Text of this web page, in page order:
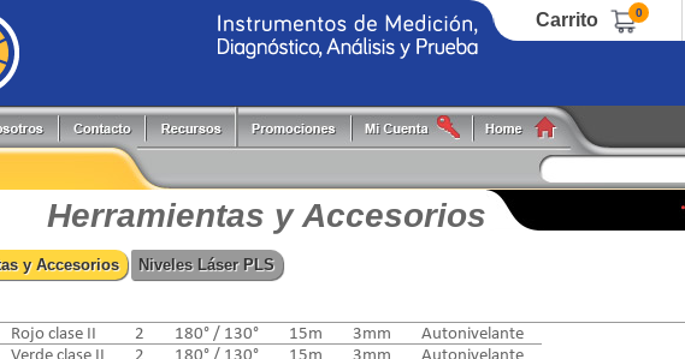
Carrito 0
Generadores de Funciones
Hi-Pots
Medidores
Pinzas de Medición
Registradores
Software
Fluke Process
FlukeCal
Global Specialties
Pruftechnik
RIGOL
Tektronix
Herramientas y Accesorios
y Accesorios Niveles Láser PLS
Rojo clase II 2 180° / 130° 15m 3mm
Autonivelante